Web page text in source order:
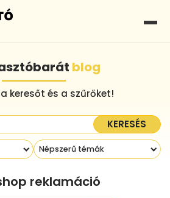
blog
keresőt és a szűrőket!
KERESÉS
Népszerű témák
reklamáció